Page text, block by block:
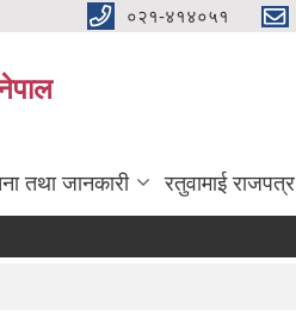
०२१-४१४०५१
तथा जानकारी रतुवामाई राजपत्र